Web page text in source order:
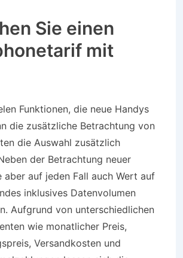
Sie einen
mit
Funktionen, die neue Handys
die zusätzliche Betrachtung von
die Auswahl zusätzlich
der Betrachtung neuer
aber auf jeden Fall auch Wert auf
inklusives Datenvolumen
Aufgrund von unterschiedlichen
wie monatlicher Preis,
Versandkosten und